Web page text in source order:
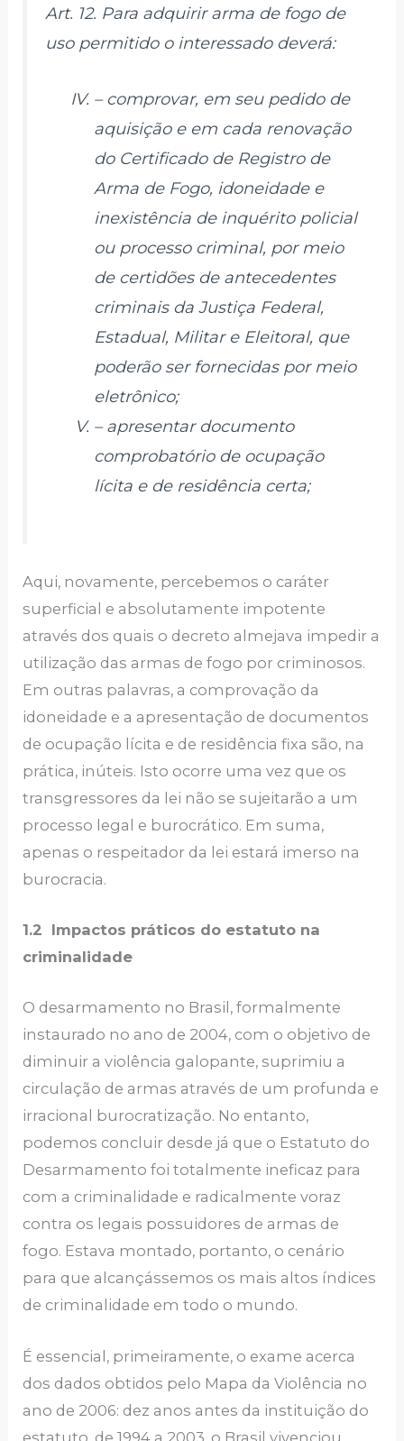
Art. 12. Para adquirir arma de fogo de
uso permitido o interessado deverá:
– comprovar, em seu pedido de
aquisição e em cada renovação
do Certificado de Registro de
Arma de Fogo, idoneidade e
inexistência de inquérito policial
ou processo criminal, por meio
de certidões de antecedentes
criminais da Justiça Federal,
Estadual, Militar e Eleitoral, que
poderão ser fornecidas por meio
eletrônico;
– apresentar documento
comprobatório de ocupação
lícita e de residência certa;
Aqui, novamente, percebemos o caráter
superficial e absolutamente impotente
através dos quais o decreto almejava impedir a
utilização das armas de fogo por criminosos.
Em outras palavras, a comprovação da
idoneidade e a apresentação de documentos
de ocupação lícita e de residência fixa são, na
prática, inúteis. Isto ocorre uma vez que os
transgressores da lei não se sujeitarão a um
processo legal e burocrático. Em suma,
apenas o respeitador da lei estará imerso na
burocracia.
1.2 Impactos práticos do estatuto na
criminalidade
O desarmamento no Brasil, formalmente
instaurado no ano de 2004, com o objetivo de
diminuir a violência galopante, suprimiu a
circulação de armas através de um profunda e
irracional burocratização. No entanto,
podemos concluir desde já que o Estatuto do
Desarmamento foi totalmente ineficaz para
com a criminalidade e radicalmente voraz
contra os legais possuidores de armas de
fogo. Estava montado, portanto, o cenário
para que alcançássemos os mais altos índices
de criminalidade em todo o mundo.
É essencial, primeiramente, o exame acerca
dos dados obtidos pelo Mapa da Violência no
ano de 2006: dez anos antes da instituição do
estatuto, de 1994 a 2003, o Brasil vivenciou